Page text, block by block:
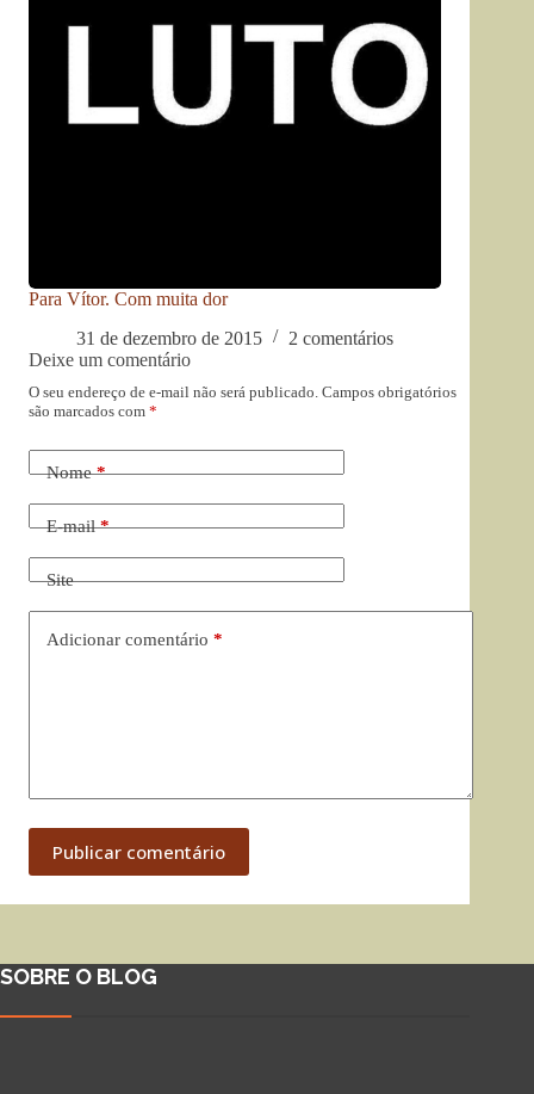
Para Vítor. Com muita dor
31 de dezembro de 2015
2 comentários
Deixe um comentário
O seu endereço de e-mail não será publicado. Campos obrigatórios
são marcados com *
Nome*
E-mail*
Site
Adicionar comentário *
Publicar comentário
SOBRE O BLOG